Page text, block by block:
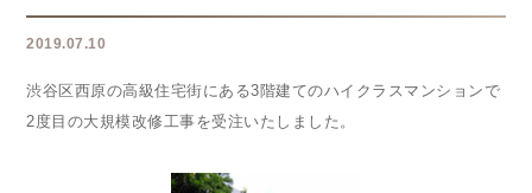
2019.07.10
渋谷区西原の高級住宅街にある3階建てのハイクラスマンションで
2度目の大規模改修工事を受注いたしました。